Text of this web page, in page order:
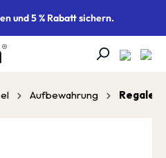
und 5 % Rabatt sichern.
Aufbewahrung Regale